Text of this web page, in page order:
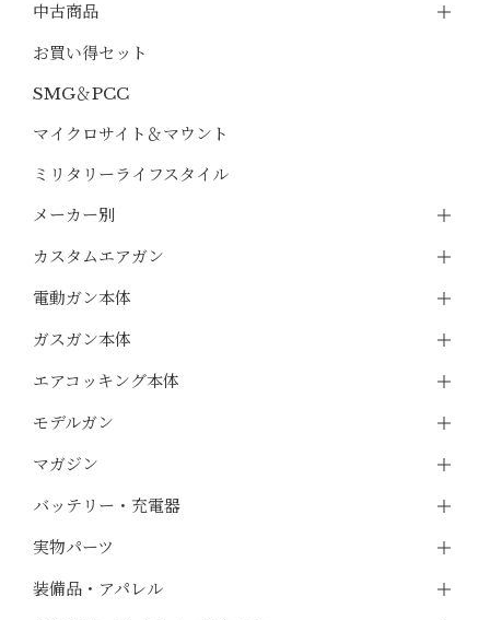
中古商品
お買い得セット
SMG＆PCC
マイクロサイト＆マウント
ミリタリーライフスタイル
メーカー別
カスタムエアガン
電動ガン本体
ガスガン本体
エアコッキング本体
モデルガン
マガジン
バッテリー・充電器
実物パーツ
装備品・アパレル